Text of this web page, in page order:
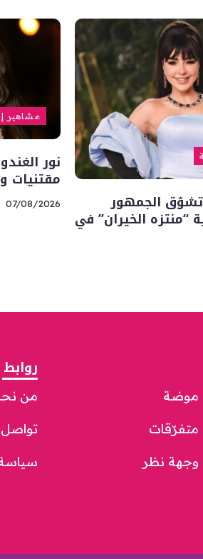
الجمهور
الخيران” في
مشاهير
نور
مقتنيات
07/08/2026
موضة
متفرّقات
وجهة نظر
من
تواصل